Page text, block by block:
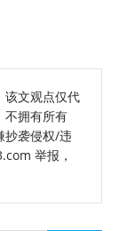
该文观点仅代
不拥有所有
抄袭侵权/违
举报，